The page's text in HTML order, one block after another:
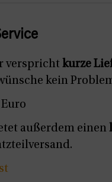
versprichtkurze
kein
Euro
außerdem einen